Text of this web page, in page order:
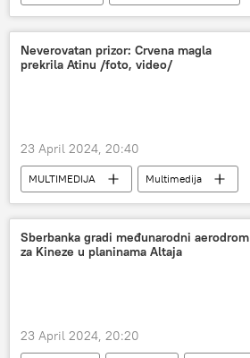
Energetika
Ekonomija
Neverovatan prizor: Crvena magla
prekrila Atinu /foto, video/
23 April 2024, 20:40
MULTIMEDIJA
Multimedija
Video-klub
Sberbanka gradi međunarodni aerodrom
za Kineze u planinama Altaja
23 April 2024, 20:20